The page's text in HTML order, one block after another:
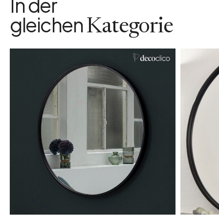
gleichenKategorie